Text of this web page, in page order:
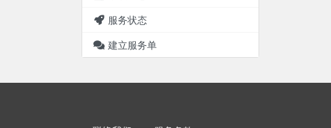
服务状态
建立服务单